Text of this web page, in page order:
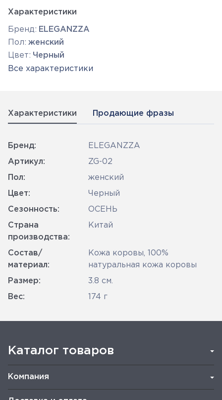
Характеристики
Бренд: ELEGANZZA
Пол: женский
Цвет: Черный
Все характеристики
Характеристики Продающие фразы
Бренд: ELEGANZZA
Артикул: ZG-02
Пол: женский
Цвет: Черный
Сезонность: ОСЕНЬ
Страна
производства:
Китай
Состав/
материал:
Кожа коровы, 100%
натуральная кожа коровы
Размер: 3.8 см.
Вес: 174 г
Каталог товаров
Компания